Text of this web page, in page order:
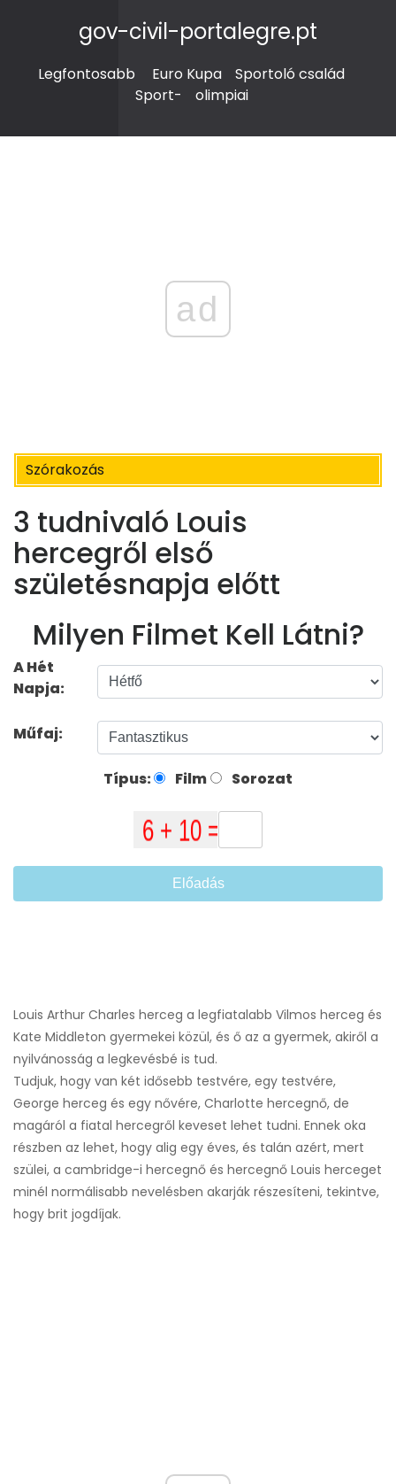
gov-civil-portalegre.pt
Legfontosabb Euro Kupa
Sportoló család
Sport-
olimpiai
ad
Szórakozás
3 tudnivaló Louis
hercegről első
születésnapja előtt
Milyen Filmet Kell Látni?
A Hét
Napja:
Műfaj:
Típus: Film Sorozat
Előadás
Louis Arthur Charles herceg a legfiatalabb Vilmos herceg és
Kate Middleton gyermekei közül, és ő az a gyermek, akiről a
nyilvánosság a legkevésbé is tud.
Tudjuk, hogy van két idősebb testvére, egy testvére,
George herceg és egy nővére, Charlotte hercegnő, de
magáról a fiatal hercegről keveset lehet tudni. Ennek oka
részben az lehet, hogy alig egy éves, és talán azért, mert
szülei, a cambridge-i hercegnő és hercegnő Louis herceget
minél normálisabb nevelésben akarják részesíteni, tekintve,
hogy brit jogdíjak.